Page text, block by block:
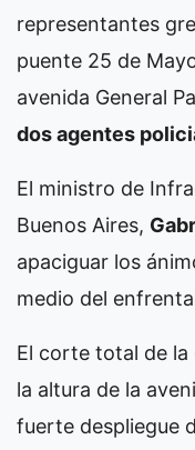
representantes
puente 25 de
avenida General
dos agentes
El ministro de
Buenos Aires,
apaciguar los
medio del
El corte total de la
la altura de la
fuerte despliegue